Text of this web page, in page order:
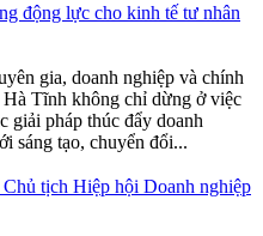
động lực cho kinh tế tư nhân
gia, doanh nghiệp và chính
Tĩnh không chỉ dừng ở việc
giải pháp thúc đẩy doanh
sáng tạo, chuyển đổi...
tịch Hiệp hội Doanh nghiệp